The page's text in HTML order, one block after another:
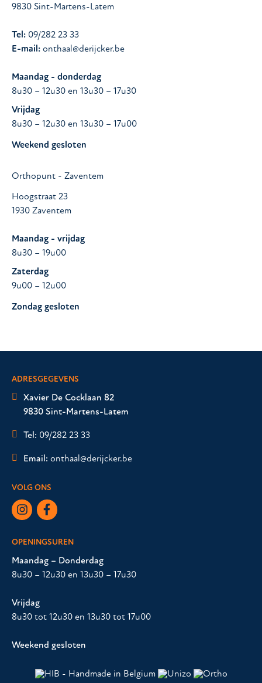
9830 Sint-Martens-Latem
Tel: 09/282 23 33
E-mail: onthaal@derijcker.be
Maandag - donderdag
8u30 – 12u30 en 13u30 – 17u30
Vrijdag
8u30 – 12u30 en 13u30 – 17u00
Weekend gesloten
Orthopunt - Zaventem
Hoogstraat 23
1930 Zaventem
Maandag - vrijdag
8u30 – 19u00
Zaterdag
9u00 – 12u00
Zondag gesloten
ADRESGEGEVENS
Xavier De Cocklaan 82
9830 Sint-Martens-Latem
Tel: 09/282 23 33
Email: onthaal@derijcker.be
VOLG ONS
OPENINGSUREN
Maandag – Donderdag
8u30 – 12u30 en 13u30 – 17u30
Vrijdag
8u30 tot 12u30 en 13u30 tot 17u00
Weekend gesloten